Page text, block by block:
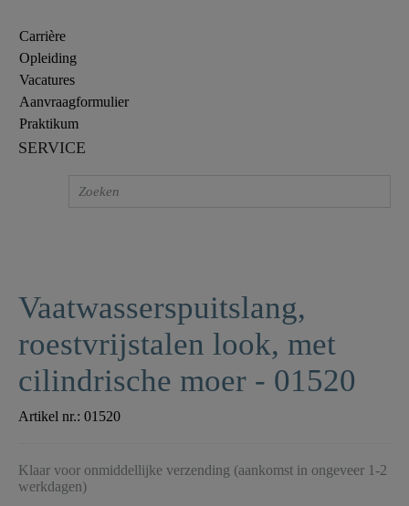
Carrière
Opleiding
Vacatures
Aanvraagformulier
Praktikum
SERVICE
Vaatwasserspuitslang,
roestvrijstalen look, met
cilindrische moer - 01520
Artikel nr.: 01520
Klaar voor onmiddellijke verzending (aankomst in ongeveer 1-2
werkdagen)